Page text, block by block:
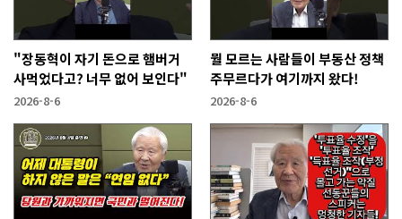
"장동혁이 자기 돈으로 햄버거
사먹었다고? 너무 없어 보인다"
2026-8-6
뭘 모르는 사람들이 부동산 정책
주무르다가 여기까지 왔다!
2026-8-6